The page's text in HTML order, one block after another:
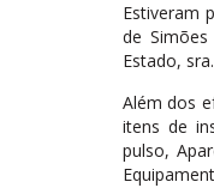
Estiveram
de
Estado,
Além dos
itens de
pulso,